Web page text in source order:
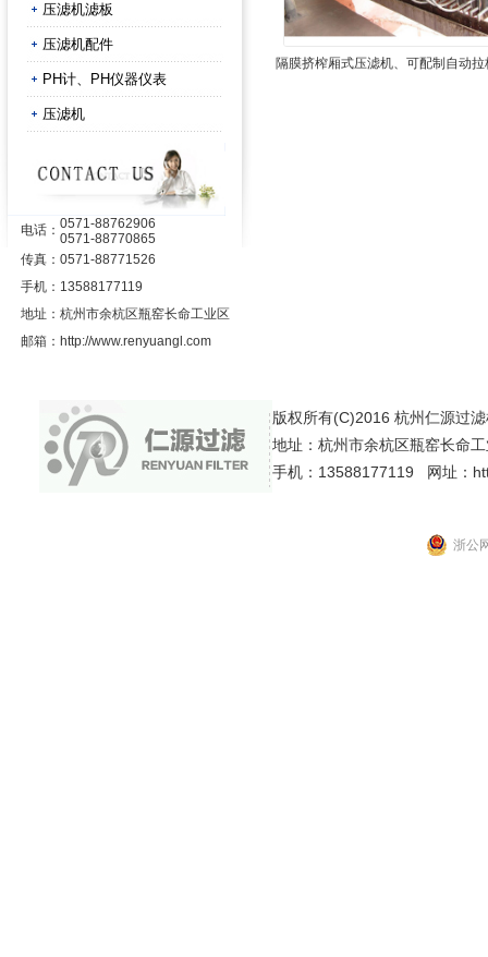
压滤机滤板
压滤机配件
PH计、PH仪器仪表
压滤机
电话： 0571-88762906
0571-88770865
传真： 0571-88771526
手机： 13588177119
地址： 杭州市余杭区瓶窑长命工业区
邮箱： http://www.renyuangl.com
隔膜挤榨厢式压滤机、可配制自动
版权所有(C)2016 杭州仁源过
地址：杭州市余杭区瓶窑长命
手机：13588177119 网址：
浙公